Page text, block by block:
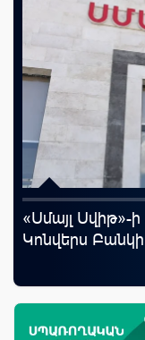
«Սմայլ
Կոնվերս Բանկի